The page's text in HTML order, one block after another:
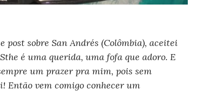
post sobre San Andrés (Colômbia), aceitei
é uma querida, uma fofa que adoro. E
um prazer pra mim, pois sem
Então vem comigo conhecer um